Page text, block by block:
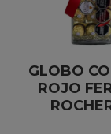
GLOBO
ROJO